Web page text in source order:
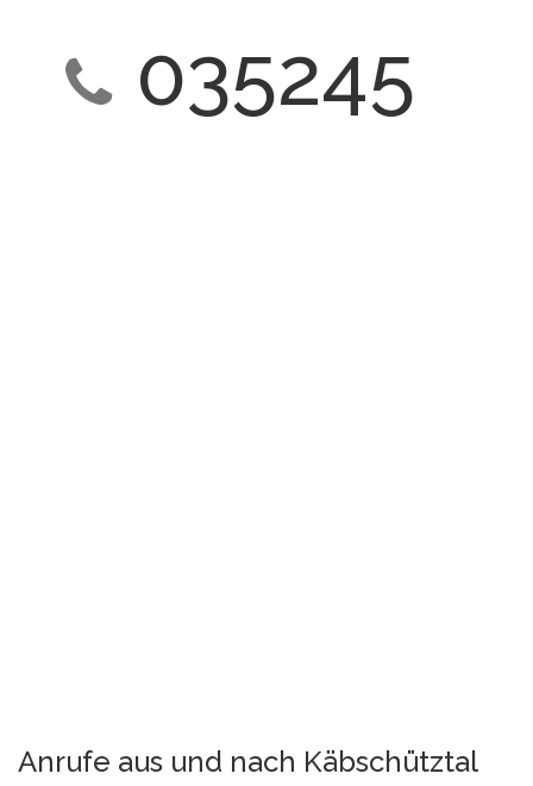
035245
Anrufe aus und nach Käbschütztal